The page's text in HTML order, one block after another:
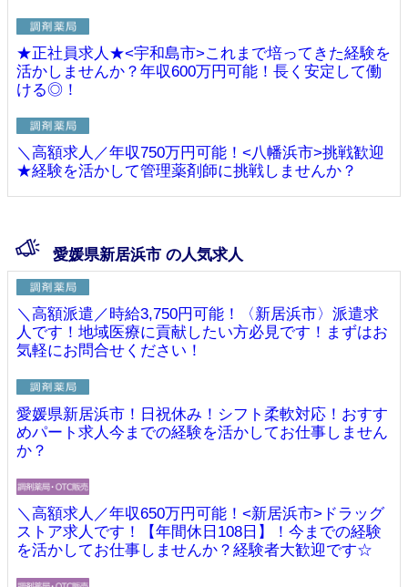
★正社員求人★<宇和島市>これまで培ってきた経験を
活かしませんか？年収600万円可能！長く安定して働
ける◎！
＼高額求人／年収750万円可能！<八幡浜市>挑戦歓迎
★経験を活かして管理薬剤師に挑戦しませんか？
愛媛県新居浜市 の人気求人
＼高額派遣／時給3,750円可能！〈新居浜市〉派遣求
人です！地域医療に貢献したい方必見です！まずはお
気軽にお問合せください！
愛媛県新居浜市！日祝休み！シフト柔軟対応！おすす
めパート求人今までの経験を活かしてお仕事しません
か？
＼高額求人／年収650万円可能！<新居浜市>ドラッグ
ストア求人です！【年間休日108日】！今までの経験
を活かしてお仕事しませんか？経験者大歓迎です☆